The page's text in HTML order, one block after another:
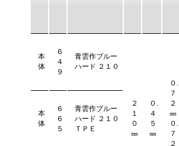
本
体
６
４
９
青雲作ブルー
ハード ２１０
２
１
０
㎜
０.
４
５
㎜
０.
７
２
㎜
０.
７
２
本
体
６
６
５
青雲作ブルー
ハード ２１０
ＴＰＥ